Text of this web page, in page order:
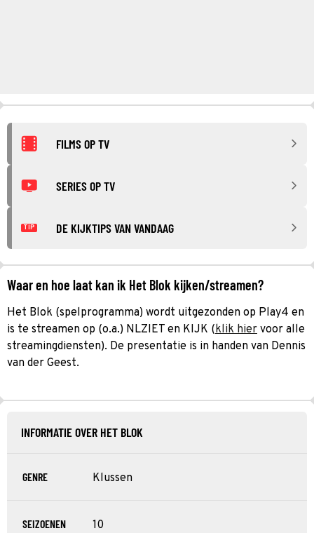
FILMS OP TV
SERIES OP TV
TIP DE KIJKTIPS VAN VANDAAG
Waar en hoe laat kan ik Het Blok kijken/streamen?
Het Blok (spelprogramma) wordt uitgezonden op Play4 en
is te streamen op (o.a.) NLZIET en KIJK (klik hier voor alle
streamingdiensten). De presentatie is in handen van Dennis
van der Geest.
INFORMATIE OVER HET BLOK
GENRE Klussen
SEIZOENEN 10